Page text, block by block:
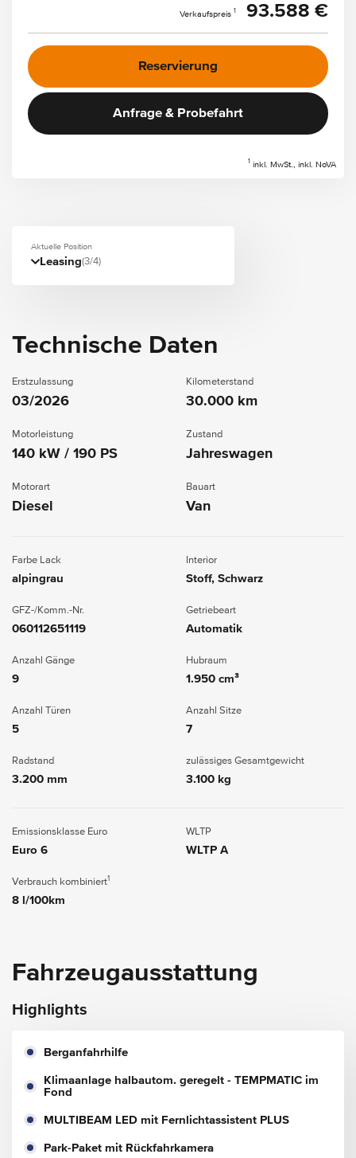
Verkaufspreis 1 93.588 €
Reservierung
Anfrage & Probefahrt
1 inkl. MwSt., inkl. NoVA
Aktuelle Position
Leasing(3/4)
Technische Daten
Erstzulassung
03/2026
Kilometerstand
30.000 km
Motorleistung
140 kW / 190 PS
Zustand
Jahreswagen
Motorart
Diesel
Bauart
Van
Farbe Lack
alpingrau
Interior
Stoff, Schwarz
GFZ-/Komm.-Nr.
060112651119
Getriebeart
Automatik
Anzahl Gänge
9
Hubraum
1.950 cm³
Anzahl Türen
5
Anzahl Sitze
7
Radstand
3.200 mm
zulässiges Gesamtgewicht
3.100 kg
Emissionsklasse Euro
Euro 6
WLTP
WLTP A
Verbrauch kombiniert1
8 l/100km
Fahrzeugausstattung
Highlights
Berganfahrhilfe
Klimaanlage halbautom. geregelt - TEMPMATIC im
Fond
MULTIBEAM LED mit Fernlichtassistent PLUS
Park-Paket mit Rückfahrkamera